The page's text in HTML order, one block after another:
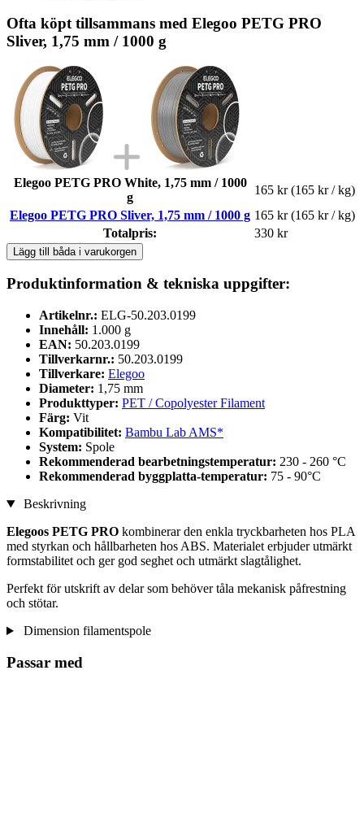
Ofta köpt tillsammans med Elegoo PETG PRO
Sliver, 1,75 mm / 1000 g
Elegoo PETG PRO White, 1,75 mm / 1000
g
165 kr (165 kr / kg)
Elegoo PETG PRO Sliver, 1,75 mm / 1000 g 165 kr (165 kr / kg)
Totalpris:
330 kr
Lägg till båda i varukorgen
Produktinformation & tekniska uppgifter:
Artikelnr.: ELG-50.203.0199
Innehåll: 1.000 g
EAN: 50.203.0199
Tillverkarnr.: 50.203.0199
Tillverkare: Elegoo
Diameter: 1,75 mm
Produkttyper: PET / Copolyester Filament
Färg: Vit
Kompatibilitet: Bambu Lab AMS*
System: Spole
Rekommenderad bearbetningstemperatur: 230 - 260 °C
Rekommenderad byggplatta-temperatur: 75 - 90°C
Beskrivning
Elegoos PETG PRO kombinerar den enkla tryckbarheten hos PLA
med styrkan och hållbarheten hos ABS. Materialet erbjuder utmärkt
formstabilitet och ger god seghet och utmärkt slagtålighet.
Perfekt för utskrift av delar som behöver tåla mekanisk påfrestning
och stötar.
Dimension filamentspole
Passar med